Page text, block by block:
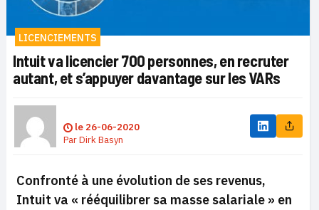
LICENCIEMENTS
Intuit va licencier 700 personnes, en recruter
autant, et s’appuyer davantage sur les VARs
le 26-06-2020
ParDirk Basyn
Confronté à une évolution de ses revenus,
Intuit va « rééquilibrer sa masse salariale » en